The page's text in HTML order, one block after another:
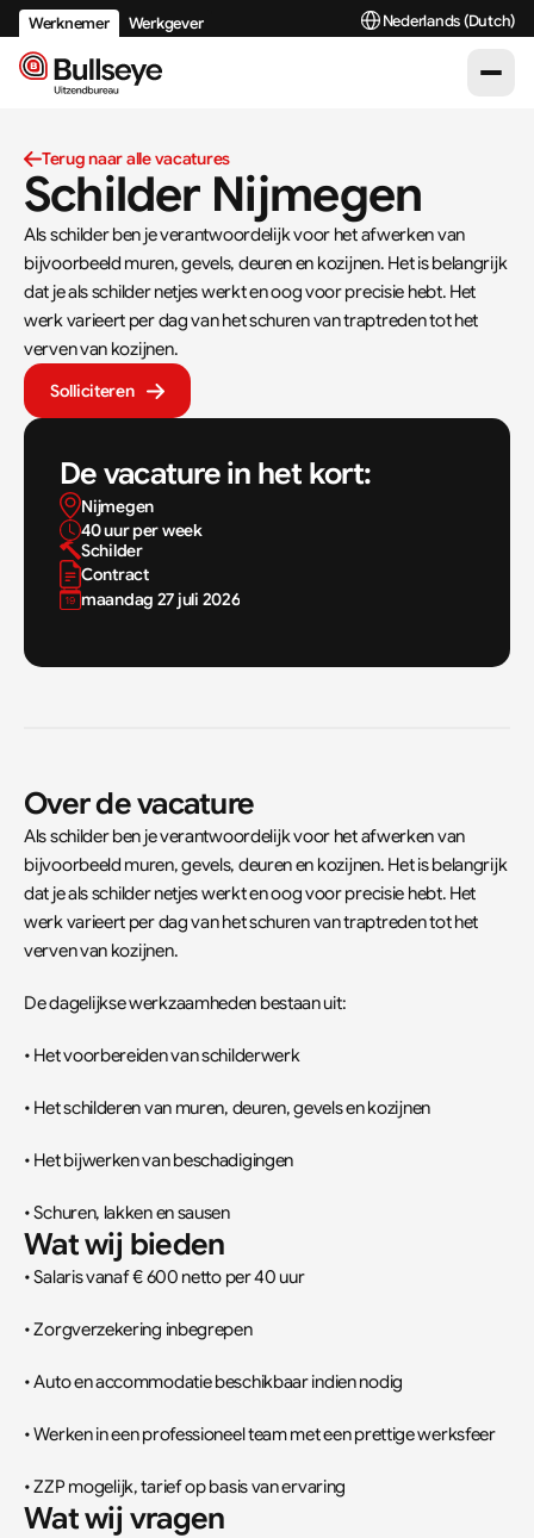
Terug naar alle vacatures
Schilder Nijmegen
Als schilder ben je verantwoordelijk voor het afwerken van
bijvoorbeeld muren, gevels, deuren en kozijnen. Het is belangrijk
dat je als schilder netjes werkt en oog voor precisie hebt. Het
werk varieert per dag van het schuren van traptreden tot het
verven van kozijnen.
Solliciteren
De vacature in het kort:
Nijmegen
40 uur per week
Schilder
Contract
maandag 27 juli 2026
Over de vacature
Als schilder ben je verantwoordelijk voor het afwerken van
bijvoorbeeld muren, gevels, deuren en kozijnen. Het is belangrijk
dat je als schilder netjes werkt en oog voor precisie hebt. Het
werk varieert per dag van het schuren van traptreden tot het
verven van kozijnen.
De dagelijkse werkzaamheden bestaan uit:
• Het voorbereiden van schilderwerk
• Het schilderen van muren, deuren, gevels en kozijnen
• Het bijwerken van beschadigingen
• Schuren, lakken en sausen
Wat wij bieden
• Salaris vanaf € 600 netto per 40 uur
• Zorgverzekering inbegrepen
• Auto en accommodatie beschikbaar indien nodig
• Werken in een professioneel team met een prettige werksfeer
• ZZP mogelijk, tarief op basis van ervaring
Wat wij vragen
Werknemer Werkgever Select Language
Nederlands (Dutch)